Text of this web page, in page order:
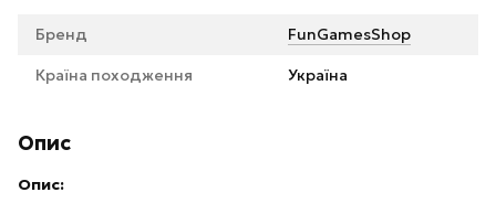
Бренд FunGamesShop
Країна походження Україна
Опис
Опис: